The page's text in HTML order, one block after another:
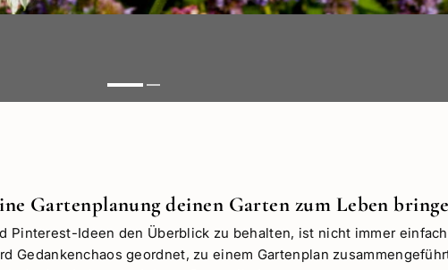
Gartenplanung deinen Garten zum Leben